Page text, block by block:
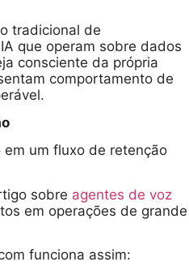
tradicional de
que operam sobre dados
consciente da própria
comportamento de
um fluxo de retenção
sobre agentes de voz
em operações de grande
funciona assim: